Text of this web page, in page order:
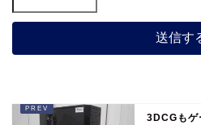
3DCGもゲ